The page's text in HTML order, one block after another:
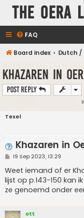
The Oera
FAQ
Board index Dutch /
Khazaren in
Post Reply
Texel
Khazaren in
P
s
t
19 Sep 2023, 13:29
Weet iemand of er
lijst op p.143-150 kan
ze genoemd onder
ott